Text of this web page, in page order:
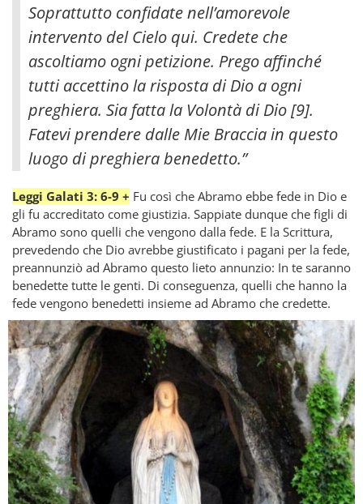
Soprattutto confidate nell’amorevole
intervento del Cielo qui. Credete che
ascoltiamo ogni petizione. Prego affinché
tutti accettino la risposta di Dio a ogni
preghiera. Sia fatta la Volontà di Dio [9].
Fatevi prendere dalle Mie Braccia in questo
luogo di preghiera benedetto.”
Leggi Galati 3: 6-9 + Fu così che Abramo ebbe fede in Dio e
gli fu accreditato come giustizia. Sappiate dunque che figli di
Abramo sono quelli che vengono dalla fede. E la Scrittura,
prevedendo che Dio avrebbe giustificato i pagani per la fede,
preannunziò ad Abramo questo lieto annunzio: In te saranno
benedette tutte le genti. Di conseguenza, quelli che hanno la
fede vengono benedetti insieme ad Abramo che credette.